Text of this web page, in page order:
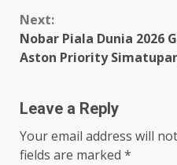
Next:
Nobar Piala Dunia 2026
Aston Priority
Leave a Reply
Your email address will
fields are marked *